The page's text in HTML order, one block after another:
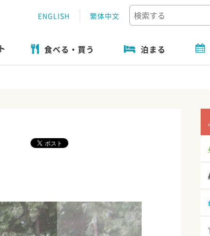
ENGLISH 繁体中文
食べる・買う 泊まる